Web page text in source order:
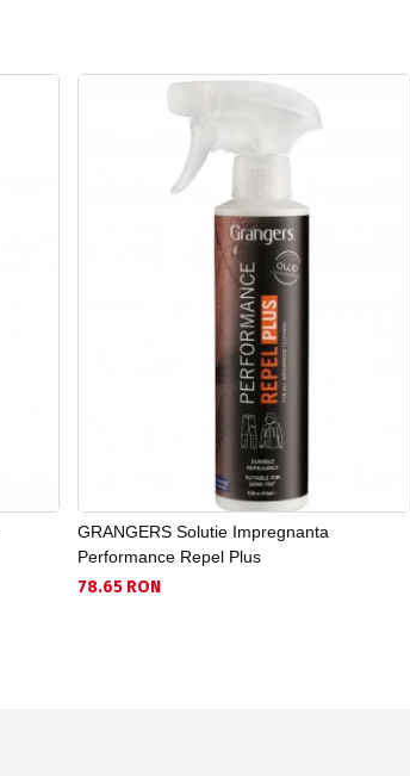
GRANGERS Solutie Impregnanta
Performance Repel Plus
78.65 RON